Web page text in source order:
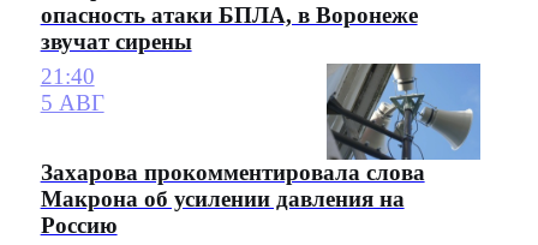
опасность атаки БПЛА, в Воронеже
звучат сирены
21:40
5 АВГ
Захарова прокомментировала слова
Макрона об усилении давления на
Россию